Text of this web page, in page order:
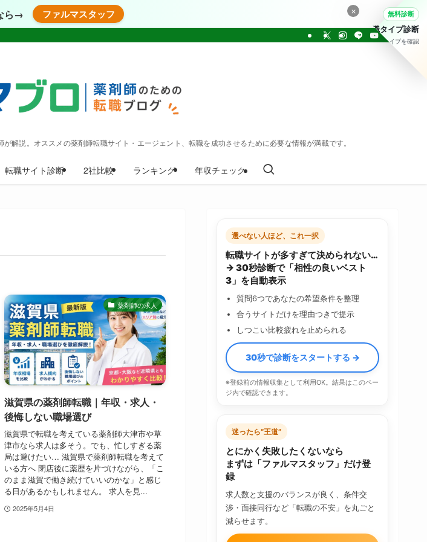
ら→ ファルマスタッフ
説。オススメの薬剤師転職サイト・エージェント、転職を成功させるために必要な情報が満載です。
転職サイト診断 2社比較 ランキング 年収チェック
薬剤師の求人
滋賀県の薬剤師転職｜年収・求人・
後悔しない職場選び
滋賀県で転職を考えている薬剤師大津市や草
津市なら求人は多そう。でも、忙しすぎる薬
局は避けたい… 滋賀県で薬剤師転職を考えて
いる方へ 閉店後に薬歴を片づけながら、「こ
のまま滋賀で働き続けていいのかな」と感じ
る日があるかもしれません。 求人を見...
2025年5月4日
選べない人ほど、これ一択
転職サイトが多すぎて決められない…
→ 30秒診断で「相性の良いベスト
3」を自動表示
質問6つであなたの希望条件を整理
合うサイトだけを理由つきで提示
しつこい比較疲れを止められる
30秒で診断をスタートする →
※登録前の情報収集として利用OK。結果はこのペー
ジ内で確認できます。
迷ったら“王道”
とにかく失敗したくないなら
まずは「ファルマスタッフ」だけ登
録
求人数と支援のバランスが良く、条件交
渉・面接同行など「転職の不安」を丸ごと
減らせます。
× 無料診断
転職タイプ診断
30問でタイプを確認